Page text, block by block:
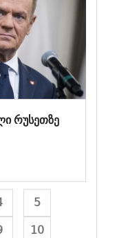
რუსეთზე
5
10